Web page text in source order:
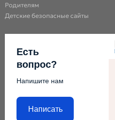
Родителям
Детские безопасные сайты
Есть
вопрос?
Напишите нам
Написать